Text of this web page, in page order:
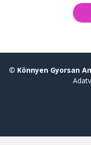
© Könnyen Gyorsan